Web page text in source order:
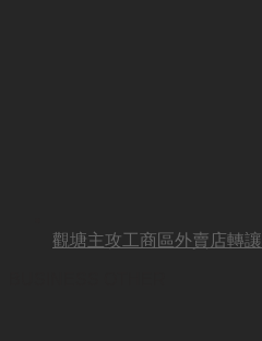
觀塘主攻工商區外賣店轉讓